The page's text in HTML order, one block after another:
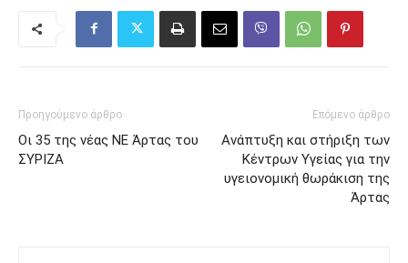
Προηγούμενο άρθρο
Οι 35 της νέας ΝΕ Άρτας του
ΣΥΡΙΖΑ
Επόμενο άρθρο
Ανάπτυξη και στήριξη των
Κέντρων Υγείας για την
υγειονομική θωράκιση της
Άρτας